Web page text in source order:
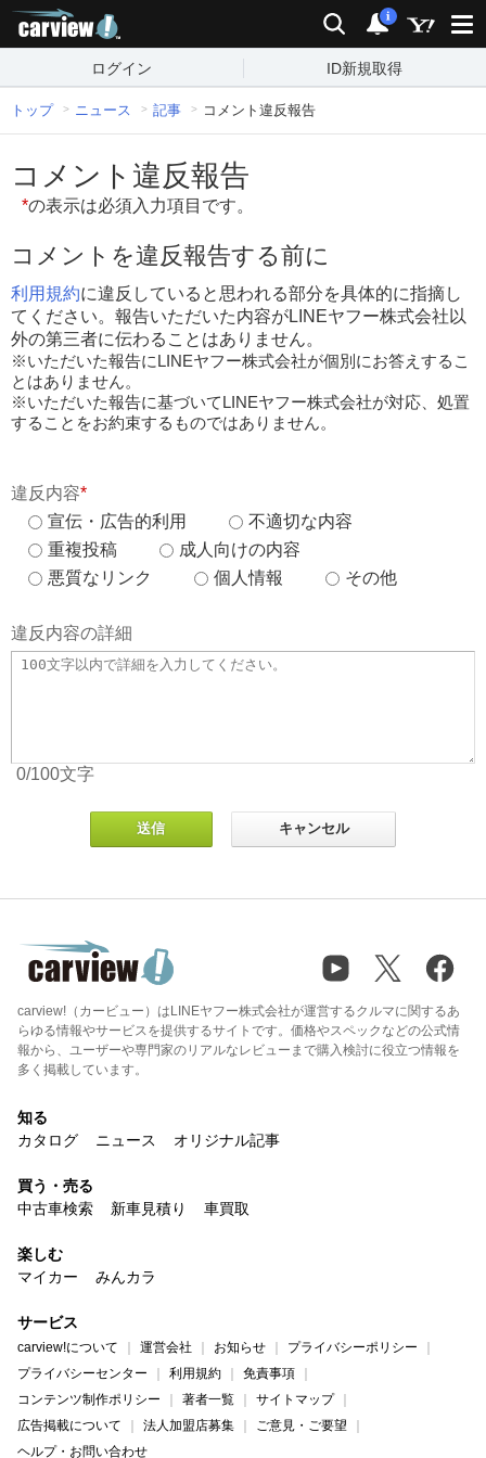
検索 通知
i
ログイン ID新規取得
トップ ニュース 記事 コメント違反報告
コメント違反報告
*の表示は必須入力項目です。
コメントを違反報告する前に
利用規約に違反していると思われる部分を具体的に指摘し
てください。報告いただいた内容がLINEヤフー株式会社以
外の第三者に伝わることはありません。
※いただいた報告にLINEヤフー株式会社が個別にお答えするこ
とはありません。
※いただいた報告に基づいてLINEヤフー株式会社が対応、処置
することをお約束するものではありません。
違反内容*
宣伝・広告的利用
不適切な内容
重複投稿
成人向けの内容
悪質なリンク
個人情報 その他
違反内容の詳細
0/100文字
carview!（カービュー）はLINEヤフー株式会社が運営するクルマに関するあ
らゆる情報やサービスを提供するサイトです。価格やスペックなどの公式情
報から、ユーザーや専門家のリアルなレビューまで購入検討に役立つ情報を
多く掲載しています。
知る
カタログ
ニュース オリジナル記事
買う・売る
中古車検索
新車見積り 車買取
楽しむ
マイカー
みんカラ
サービス
carview!について 運営会社 お知らせ
プライバシーポリシー
プライバシーセンター
利用規約
免責事項
コンテンツ制作ポリシー
著者一覧
サイトマップ
広告掲載について
法人加盟店募集
ご意見・ご要望
ヘルプ・お問い合わせ